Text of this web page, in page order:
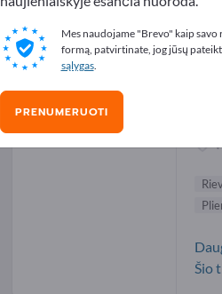
Rievinimo įrankiai
Šio
Mes naudojame "Brevo" kaip
formą, patvirtinate, jog jūsų
sąlygas.
PRENUMERUOTI